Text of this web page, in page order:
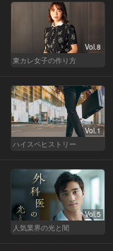
Vol.8
東カレ女子の作り方
Vol.1
ハイスペヒストリー
Vol.5
人気業界の光と闇